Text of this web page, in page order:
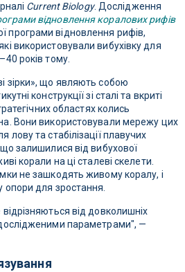
Current Biology. Дослідження
відновлення коралових рифів
програми відновлення рифів,
використовували вибухівку для
років тому.
зірки», що являють собою
конструкції зі сталі та вкриті
областях колись
Вони використовували мережу цих
лову та стабілізації плавучих
залишилися від вибухової
корали на ці сталеві скелети.
не зашкодять живому коралу, і
опори для зростання.
від довколишніх
параметрами", —